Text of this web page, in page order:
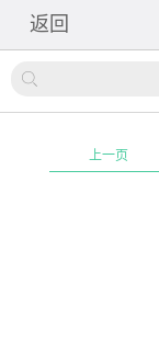
返回
上一页